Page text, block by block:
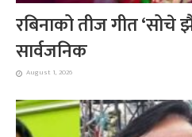
रबिनाको तीज गीत ‘सोचे
सार्वजनिक
August 1, 2026